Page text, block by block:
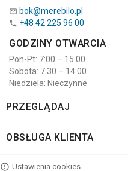
 bok@merebilo.pl
 +48 42 225 96 00
GODZINY OTWARCIA
Pon-Pt: 7:00 – 15:00
Sobota: 7:30 – 14:00
Niedziela: Nieczynne
PRZEGLĄDAJ
OBSŁUGA KLIENTA
Ustawienia cookies